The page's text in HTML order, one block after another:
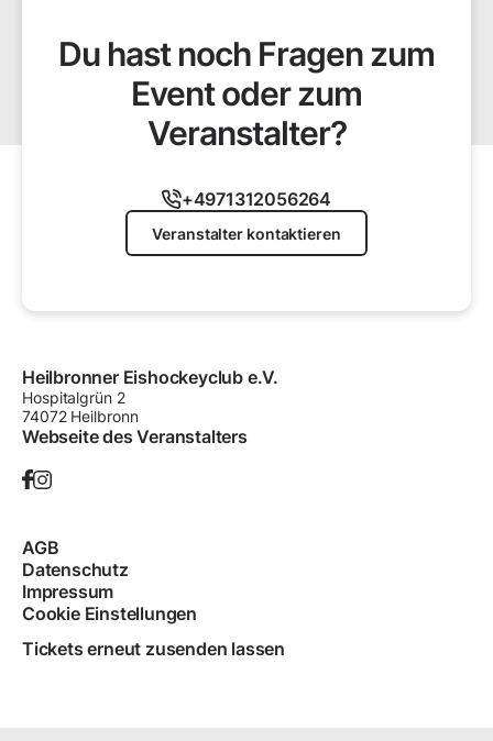
Du hast noch Fragen zum
Event oder zum
Veranstalter?
+4971312056264
Veranstalter kontaktieren
Heilbronner Eishockeyclub e.V.
Hospitalgrün 2
74072 Heilbronn
Webseite des Veranstalters
AGB
Datenschutz
Impressum
Cookie Einstellungen
Tickets erneut zusenden lassen